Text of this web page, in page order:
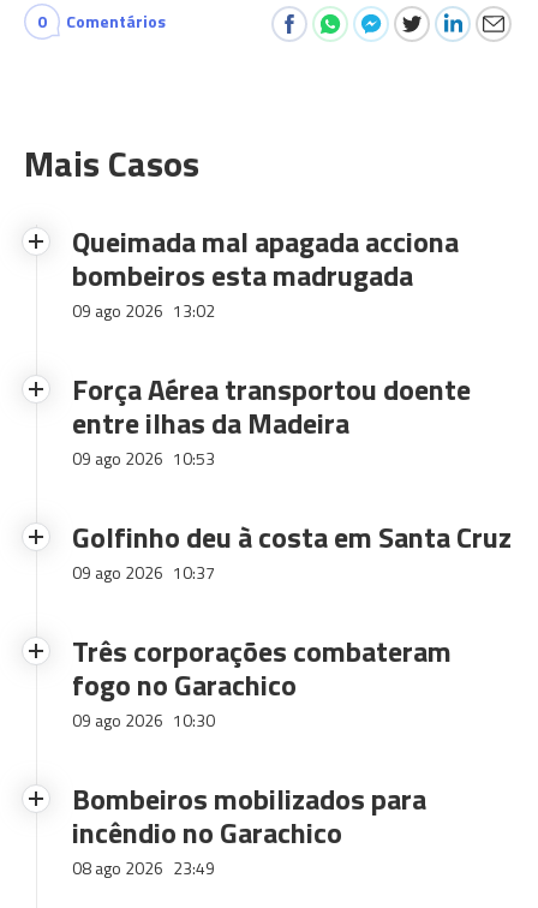
0 Comentários
Mais Casos
Queimada mal apagada acciona
bombeiros esta madrugada
09 ago 2026 13:02
Força Aérea transportou doente
entre ilhas da Madeira
09 ago 2026 10:53
Golfinho deu à costa em Santa Cruz
09 ago 2026 10:37
Três corporações combateram
fogo no Garachico
09 ago 2026 10:30
Bombeiros mobilizados para
incêndio no Garachico
08 ago 2026 23:49